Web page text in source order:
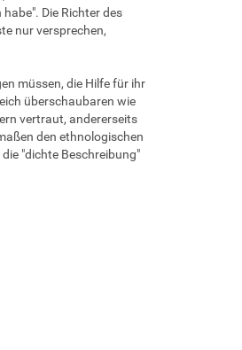
Die Richter des
nur versprechen,
müssen, die Hilfe für ihr
überschaubaren wie
vertraut, andererseits
den ethnologischen
"dichte Beschreibung"